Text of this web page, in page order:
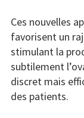
Ces nouvelles
favorisent un
stimulant la
subtilement
discret mais
des patients.